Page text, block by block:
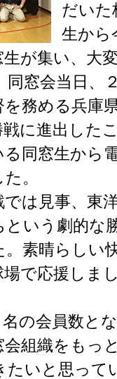
だいた
生から
が集い、大
窓会当日、
務める兵庫
に進出した
同窓生から
。
は見事、東
という劇的な
素晴らしい
で応援しま
の会員数と
会組織をもっ
たいと思って